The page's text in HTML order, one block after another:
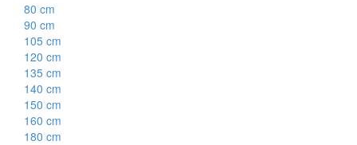
80 cm
90 cm
105 cm
120 cm
135 cm
140 cm
150 cm
160 cm
180 cm